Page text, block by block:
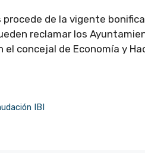
de la vigente
reclamar los
concejal de Economía y
IBI